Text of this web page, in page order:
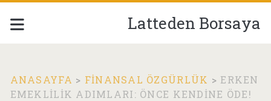
Latteden Borsaya
ANASAYFA > FINANSAL ÖZGÜRLÜK > ERKEN
EMEKLILIK ADIMLARI: ÖNCE KENDINE ÖDE!